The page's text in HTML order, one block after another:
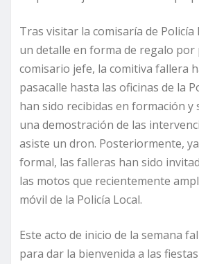
Tras visitar la comisaría de
un detalle en forma de regalo por
comisario jefe, la comitiva fallera
pasacalle hasta las oficinas de la
han sido recibidas en formación y
una demostración de las
asiste un dron. Posteriormente,
formal, las falleras han sido
las motos que recientemente
móvil de la Policía Local.
Este acto de inicio de la semana
para dar la bienvenida a las